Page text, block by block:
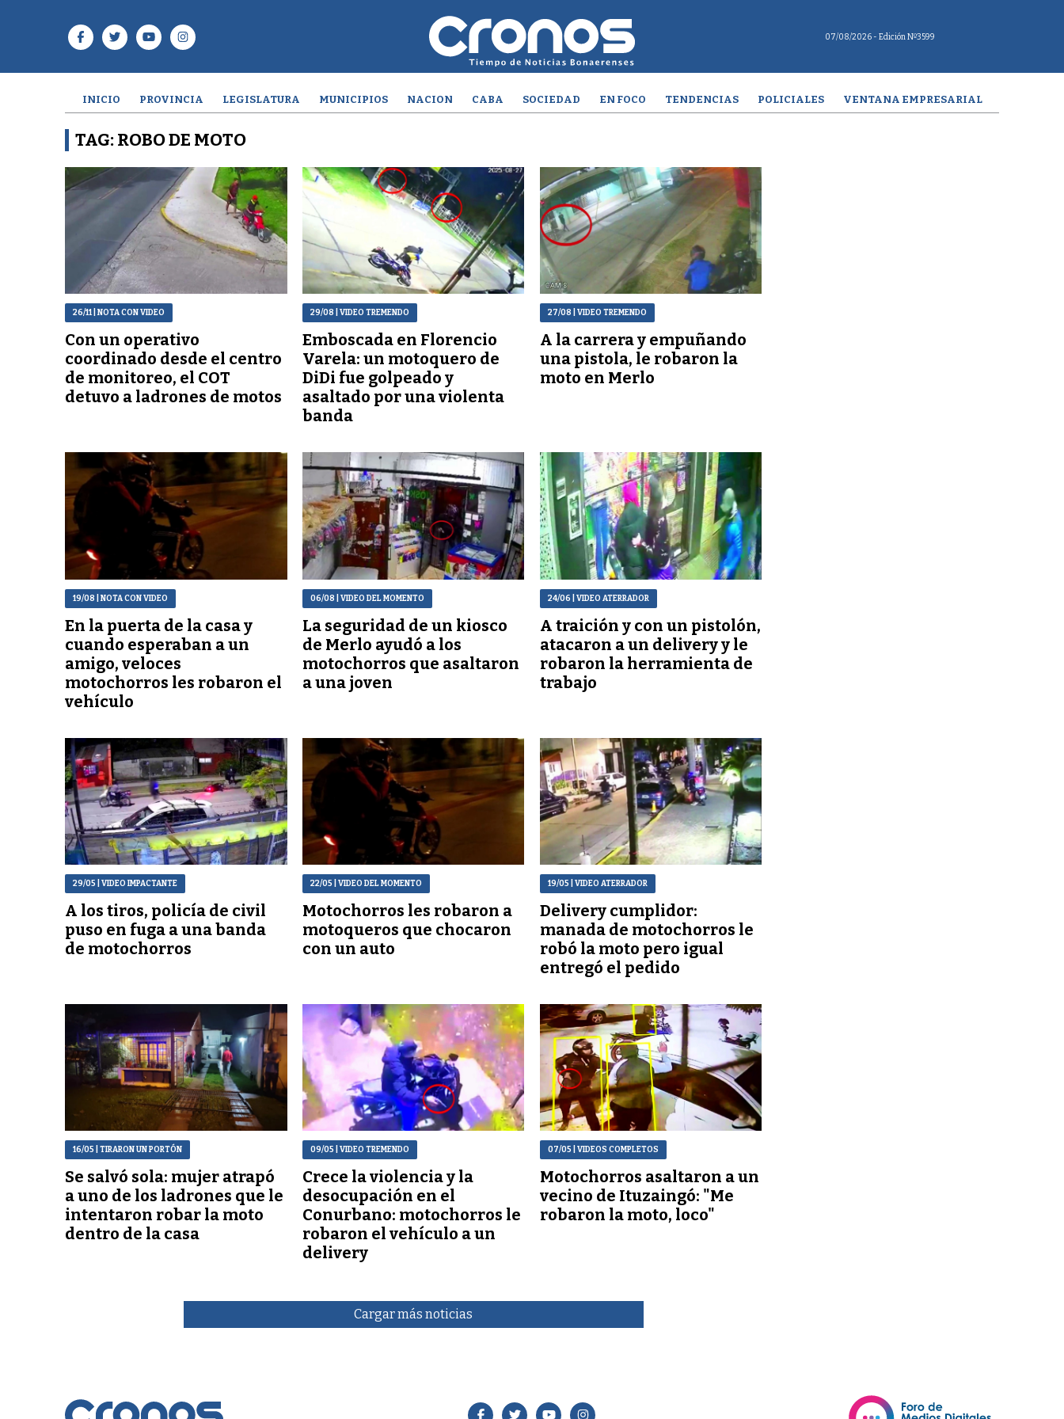
07/08/2026 - Edición Nº3599
INICIO PROVINCIA LEGISLATURA MUNICIPIOS NACION CABA SOCIEDAD EN FOCO TENDENCIAS POLICIALES VENTANA EMPRESARIAL
TAG: ROBO DE MOTO
26/11| NOTA CON VIDEO
Con un operativo
coordinado desde el centro
de monitoreo, el COT
detuvo a ladrones de motos
29/08 | VIDEO TREMENDO
Emboscada en Florencio
Varela: un motoquero de
DiDi fue golpeado y
asaltado por una violenta
banda
27/08 | VIDEO TREMENDO
A la carrera y empuñando
una pistola, le robaron la
moto en Merlo
19/08 | NOTA CON VIDEO
En la puerta de la casa y
cuando esperaban a un
amigo, veloces
motochorros les robaron el
vehículo
06/08 | VIDEO DEL MOMENTO
La seguridad de un kiosco
de Merlo ayudó a los
motochorros que asaltaron
a una joven
24/06 | VIDEO ATERRADOR
A traición y con un pistolón,
atacaron a un delivery y le
robaron la herramienta de
trabajo
29/05 | VIDEO IMPACTANTE
A los tiros, policía de civil
puso en fuga a una banda
de motochorros
22/05 | VIDEO DEL MOMENTO
Motochorros les robaron a
motoqueros que chocaron
con un auto
19/05 | VIDEO ATERRADOR
Delivery cumplidor:
manada de motochorros le
robó la moto pero igual
entregó el pedido
16/05 | TIRARON UN PORTÓN
Se salvó sola: mujer atrapó
a uno de los ladrones que le
intentaron robar la moto
dentro de la casa
09/05 | VIDEO TREMENDO
Crece la violencia y la
desocupación en el
Conurbano: motochorros le
robaron el vehículo a un
delivery
07/05 | VIDEOS COMPLETOS
Motochorros asaltaron a un
vecino de Ituzaingó: "Me
robaron la moto, loco"
Cargar más noticias